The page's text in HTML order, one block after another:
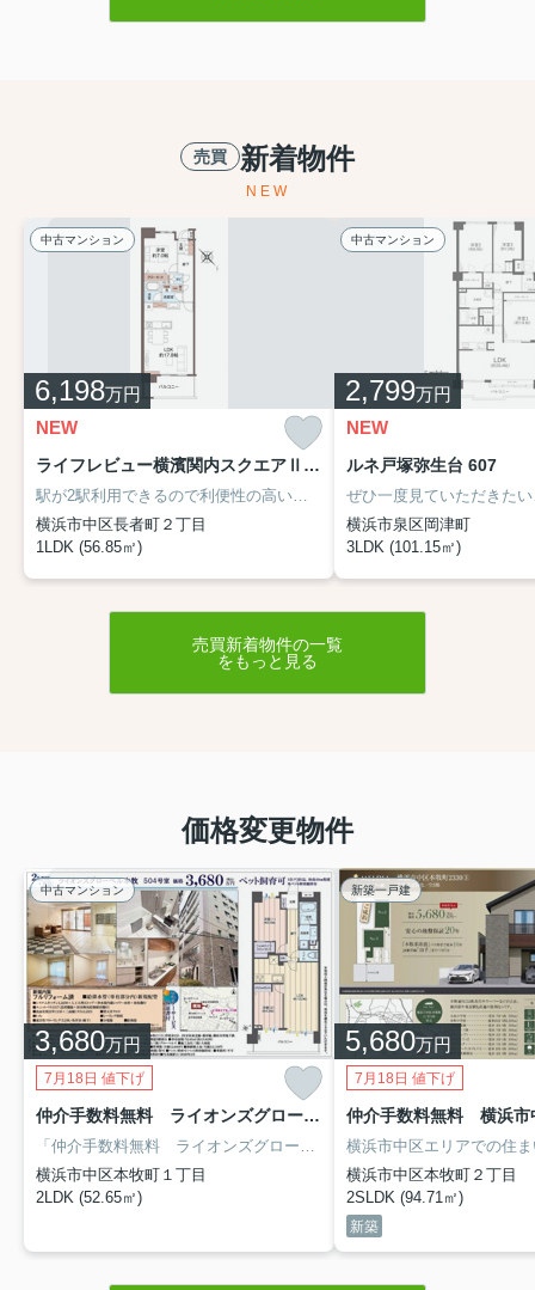
売買 新着物件
NEW
中古マンション
6,198万円
NEW
ライフレビュー横濱関内スクエアⅡ 707
横浜市中区長者町２丁目
1LDK (56.85㎡)
中古マンション
2,799万円
NEW
ルネ戸塚弥生台 607
横浜市泉区岡津町
3LDK (101.15㎡)
売買新着物件の一覧
をもっと見る
価格変更物件
中古マンション
3,680万円
7月18日 値下げ
仲介手数料無料 ライオンズグローベル本牧 504
横浜市中区本牧町１丁目
2LDK (52.65㎡)
新築一戸建
5,680万円
7月18日 値下げ
横浜市中区本牧町２丁目
2SLDK (94.71㎡)
新築